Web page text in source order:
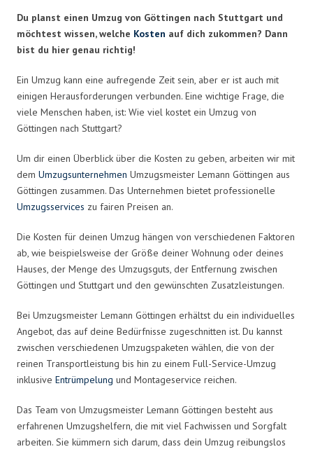
Du planst einen Umzug von Göttingen nach Stuttgart und
möchtest wissen, welche Kosten auf dich zukommen? Dann
bist du hier genau richtig!
Ein Umzug kann eine aufregende Zeit sein, aber er ist auch mit
einigen Herausforderungen verbunden. Eine wichtige Frage, die
viele Menschen haben, ist: Wie viel kostet ein Umzug von
Göttingen nach Stuttgart?
Um dir einen Überblick über die Kosten zu geben, arbeiten wir mit
dem Umzugsunternehmen Umzugsmeister Lemann Göttingen aus
Göttingen zusammen. Das Unternehmen bietet professionelle
Umzugsservices zu fairen Preisen an.
Die Kosten für deinen Umzug hängen von verschiedenen Faktoren
ab, wie beispielsweise der Größe deiner Wohnung oder deines
Hauses, der Menge des Umzugsguts, der Entfernung zwischen
Göttingen und Stuttgart und den gewünschten Zusatzleistungen.
Bei Umzugsmeister Lemann Göttingen erhältst du ein individuelles
Angebot, das auf deine Bedürfnisse zugeschnitten ist. Du kannst
zwischen verschiedenen Umzugspaketen wählen, die von der
reinen Transportleistung bis hin zu einem Full-Service-Umzug
inklusive Entrümpelung und Montageservice reichen.
Das Team von Umzugsmeister Lemann Göttingen besteht aus
erfahrenen Umzugshelfern, die mit viel Fachwissen und Sorgfalt
arbeiten. Sie kümmern sich darum, dass dein Umzug reibungslos